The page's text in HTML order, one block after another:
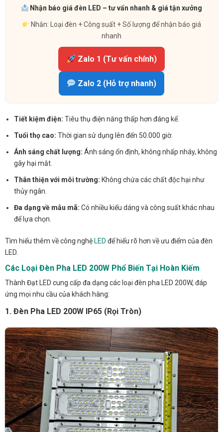
Nhận báo giá đèn LED – tư vấn nhanh & giá tận xưởng
Nhắn: Loại đèn + Công suất + Số lượng để nhận báo giá
nhanh
Zalo 1 (Tư vấn chính)
Zalo 2 (Hỗ trợ nhanh)
Tiết kiệm điện: Tiêu thụ điện năng thấp hơn đáng kể.
Tuổi thọ cao: Thời gian sử dụng lên đến 50.000 giờ.
Ánh sáng chất lượng: Ánh sáng ổn định, không nhấp nháy, không
gây hại mắt.
Thân thiện với môi trường: Không chứa các chất độc hại như
thủy ngân.
Đa dạng về mẫu mã: Có nhiều kiểu dáng và công suất khác nhau
để lựa chọn.
Tìm hiểu thêm về công nghệ LED để hiểu rõ hơn về ưu điểm của đèn
LED.
Các Loại Đèn Pha LED 200W Phổ Biến Tại Hoàn Kiếm
Thành Đạt LED cung cấp đa dạng các loại đèn pha LED 200W, đáp
ứng mọi nhu cầu của khách hàng:
1. Đèn Pha LED 200W IP65 (Rọi Tròn)